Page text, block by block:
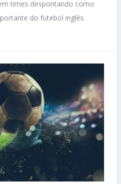
times despontando como
do futebol inglês.